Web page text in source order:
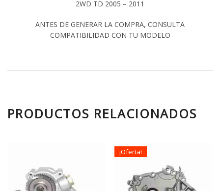
2WD TD 2005 – 2011
ANTES DE GENERAR LA COMPRA, CONSULTA
COMPATIBILIDAD CON TU MODELO
PRODUCTOS RELACIONADOS
¡Oferta!